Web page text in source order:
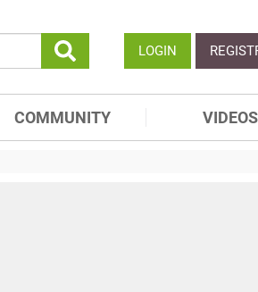
LOGIN
COMMUNITY VIDEOS